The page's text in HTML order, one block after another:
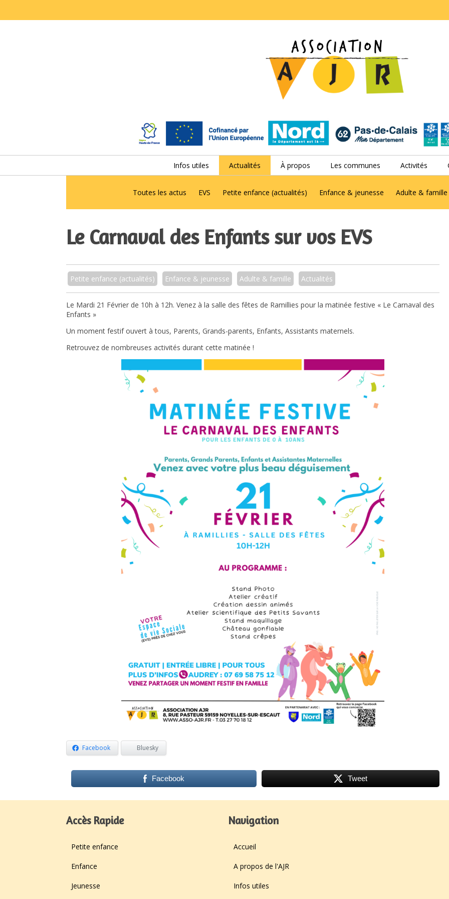
Infos utiles Actualités À propos Les communes Activités
Toutes les actus EVS Petite enfance (actualités) Enfance & jeunesse Adulte & famille
Le Carnaval des Enfants sur vos EVS
Petite enfance (actualités) Enfance & jeunesse Adulte & famille Actualités
Le Mardi 21 Février de 10h à 12h. Venez à la salle des fêtes de Ramillies pour la matinée festive « Le Carnaval des
Enfants »
Un moment festif ouvert à tous, Parents, Grands-parents, Enfants, Assistants maternels.
Retrouvez de nombreuses activités durant cette matinée !
Facebook Bluesky
Facebook Tweet
Accès Rapide
Petite enfance
Enfance
Jeunesse
Navigation
Accueil
A propos de l'AJR
Infos utiles